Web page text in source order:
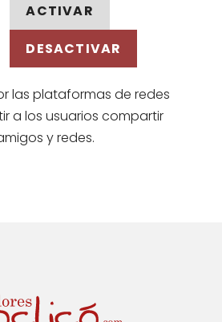
ACTIVAR
DESACTIVAR
las plataformas de redes
a los usuarios compartir
y redes.